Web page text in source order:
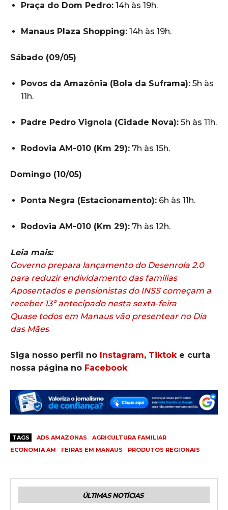
Praça do Dom Pedro: 14h às 19h.
Manaus Plaza Shopping: 14h às 19h.
Sábado (09/05)
Povos da Amazônia (Bola da Suframa): 5h às
11h.
Padre Pedro Vignola (Cidade Nova): 5h às 11h.
Rodovia AM-010 (Km 29): 7h às 15h.
Domingo (10/05)
Ponta Negra (Estacionamento): 6h às 11h.
Rodovia AM-010 (Km 29): 7h às 12h.
Leia mais:
Governo prepara lançamento do Desenrola 2.0
para reduzir endividamento das famílias
Aposentados e pensionistas do INSS começam a
receber 13º antecipado nesta sexta-feira
Quase todos em Manaus vão presentear no Dia
das Mães
Siga nosso perfil no Instagram, Tiktoke curta
nossa página no Facebook
TAGS ADS AMAZONAS
AGRICULTURA FAMILIAR
ECONOMIA AM
FEIRAS EM MANAUS PRODUTOS REGIONAIS
ÚLTIMAS NOTÍCIAS